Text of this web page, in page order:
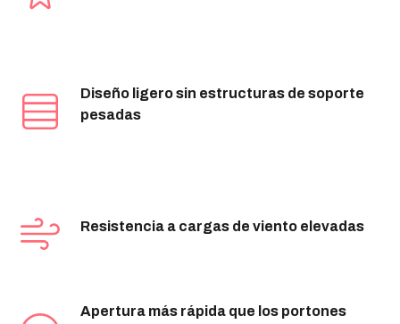
Diseño ligero sin estructuras de soporte
pesadas
Resistencia a cargas de viento elevadas
Apertura más rápida que los portones